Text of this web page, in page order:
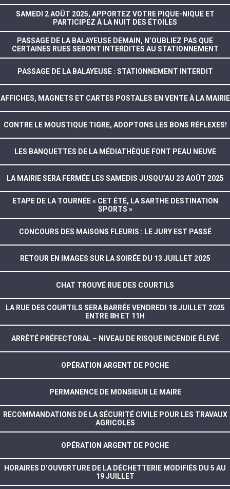
SAMEDI 2 AOÛT 2025, APPORTEZ VOTRE PIQUE-NIQUE ET
PARTICIPEZ À LA NUIT DES ÉTOILES
PASSAGE DE LA BALAYEUSE DEMAIN, N’OUBLIEZ PAS QUE
CERTAINES RUES SERONT INTERDITES AU STATIONNEMENT
PASSAGE DE LA BALAYEUSE : STATIONNEMENT INTERDIT
AFFICHES, MAGNETS ET CARTES POSTALES EN VENTE À LA MAIRIE
CONTRE LE MOUSTIQUE TIGRE, ADOPTONS LES BONS RÉFLEXES!
LES BANQUETTES DE LA MÉDIATHÈQUE FONT PEAU NEUVE
LA MAIRIE SERA FERMÉE LES SAMEDIS JUSQU’AU 23 AOÛT 2025
ETAPE DE LA TOURNÉE « CET ÉTÉ, LA SARTHE DESTINATION
SPORTS »
CONCOURS DES MAISONS FLEURIS : LE JURY EST PASSÉ
RETOUR EN IMAGES SUR LA SOIRÉE DU 13 JUILLET 2025
CHAT TROUVÉ RUE DES COURTILS
LA RUE DES COURTILS SERA BARRÉE VENDREDI 18 JUILLET 2025
ENTRE 8H ET 11H
ARRÊTÉ PRÉFECTORAL – NIVEAU DE RISQUE INCENDIE ÉLEVÉ
OPÉRATION ARGENT DE POCHE
PERMANENCE DE MONSIEUR LE MAIRE
RECOMMANDATIONS DE LA SÉCURITÉ CIVILE POUR LES TRAVAUX
AGRICOLES
OPÉRATION ARGENT DE POCHE
HORAIRES D’OUVERTURE DE LA DÉCHETTERIE MODIFIÉS DU 5 AU
19 JUILLET